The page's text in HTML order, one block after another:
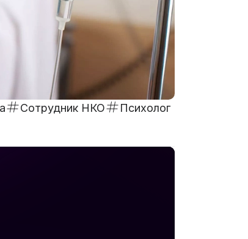
Сотрудник НКО
Психолог